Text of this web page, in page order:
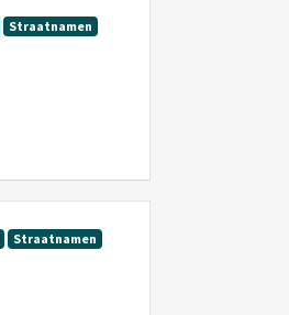
Straatnamen
Straatnamen